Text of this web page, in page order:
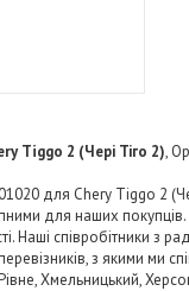
Tiggo 2 (Чері Тіго 2),
для Chery Tiggo 2
для наших
Наші співробітники
з якими ми
Хмельницький,